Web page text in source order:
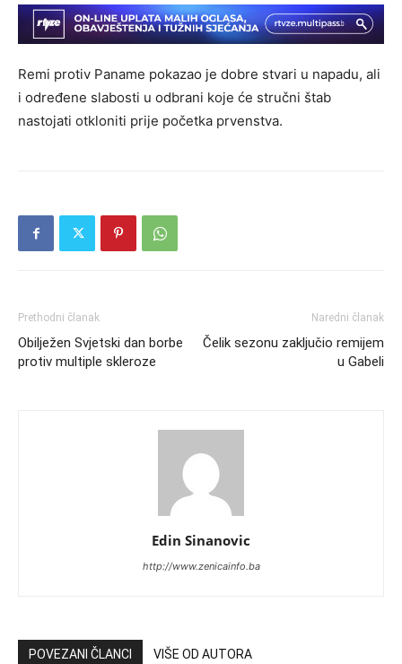
Remi protiv Paname pokazao je dobre stvari u napadu, ali
i određene slabosti u odbrani koje će stručni štab
nastojati otkloniti prije početka prvenstva.
Prethodni članak
Obilježen Svjetski dan borbe
protiv multiple skleroze
Naredni članak
Čelik sezonu zaključio remijem
u Gabeli
Edin Sinanovic
http://www.zenicainfo.ba
POVEZANI ČLANCI VIŠE OD AUTORA